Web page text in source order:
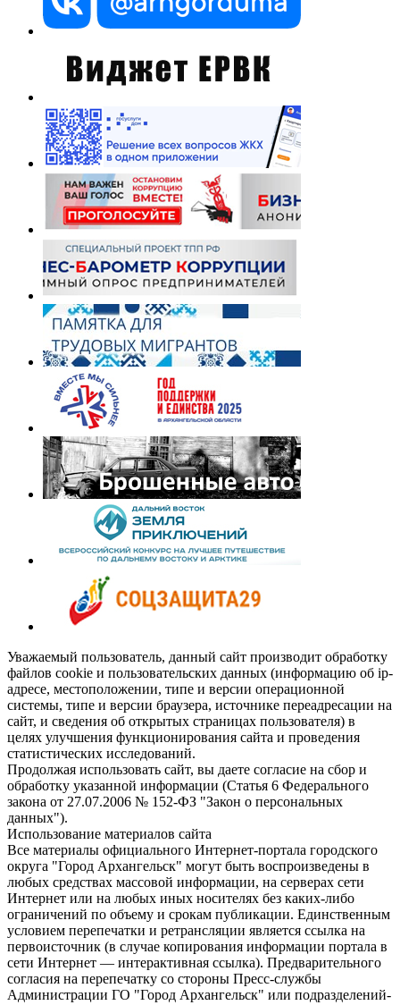
Уважаемый пользователь, данный сайт производит обработку
файлов cookie и пользовательских данных (информацию об ip-
адресе, местоположении, типе и версии операционной
системы, типе и версии браузера, источнике переадресации на
сайт, и сведения об открытых страницах пользователя) в
целях улучшения функционирования сайта и проведения
статистических исследований.
Продолжая использовать сайт, вы даете согласие на сбор и
обработку указанной информации (Статья 6 Федерального
закона от 27.07.2006 № 152-ФЗ "Закон о персональных
данных").
Использование материалов сайта
Все материалы официального Интернет-портала городского
округа "Город Архангельск" могут быть воспроизведены в
любых средствах массовой информации, на серверах сети
Интернет или на любых иных носителях без каких-либо
ограничений по объему и срокам публикации. Единственным
условием перепечатки и ретрансляции является ссылка на
первоисточник (в случае копирования информации портала в
сети Интернет — интерактивная ссылка). Предварительного
согласия на перепечатку со стороны Пресс-службы
Администрации ГО "Город Архангельск" или подразделений-